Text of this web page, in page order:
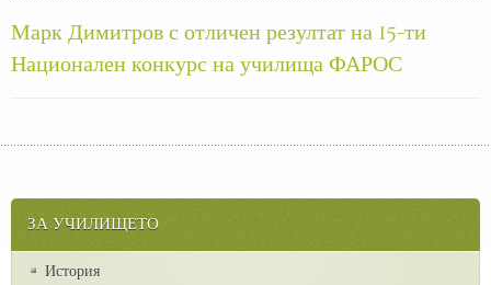
Марк Димитров с отличен резултат на 15-ти
Национален конкурс на училища ФАРОС
ЗА УЧИЛИЩЕТО
История